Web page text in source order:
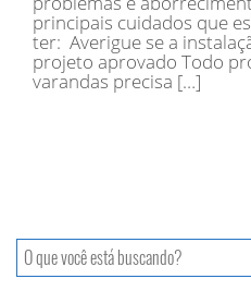
principais cuidados que
ter: Averigue se a
projeto aprovado Todo
varandas precisa […]